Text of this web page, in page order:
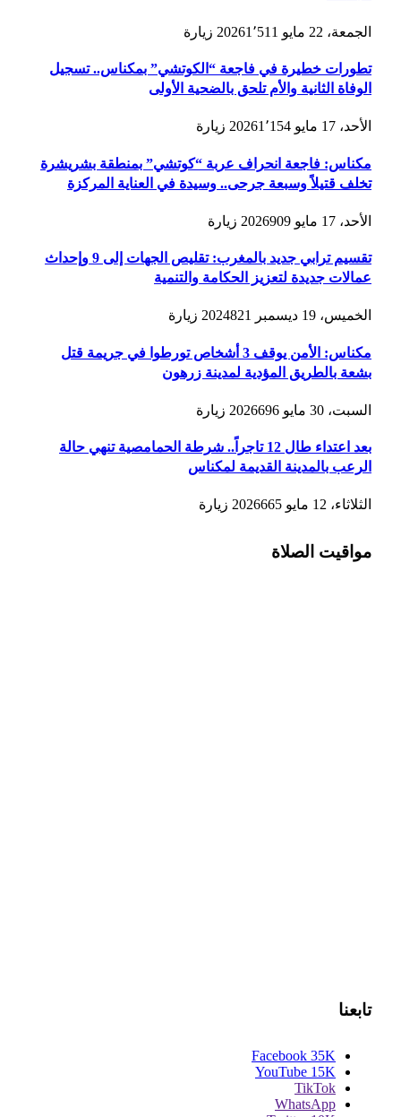
الجمعة، 22 مايو 2026 1٬511 زيارة
تطورات خطيرة في فاجعة “الكوتشي” بمكناس.. تسجيل
الوفاة الثانية والأم تلحق بالضحية الأولى
الأحد، 17 مايو 2026 1٬154 زيارة
مكناس: فاجعة انحراف عربة “كوتشي” بمنطقة بشريشرة
تخلف قتيلاً وسبعة جرحى.. وسيدة في العناية المركزة
الأحد، 17 مايو 2026 909 زيارة
تقسيم ترابي جديد بالمغرب: تقليص الجهات إلى 9 وإحداث
عمالات جديدة لتعزيز الحكامة والتنمية
الخميس، 19 ديسمبر 2024 821 زيارة
مكناس: الأمن يوقف 3 أشخاص تورطوا في جريمة قتل
بشعة بالطريق المؤدية لمدينة زرهون
السبت، 30 مايو 2026 696 زيارة
بعد اعتداء طال 12 تاجراً.. شرطة الحمامصية تنهي حالة
الرعب بالمدينة القديمة لمكناس
الثلاثاء، 12 مايو 2026 665 زيارة
مواقيت الصلاة
تابعنا
Facebook 35K
YouTube 15K
TikTok
WhatsApp